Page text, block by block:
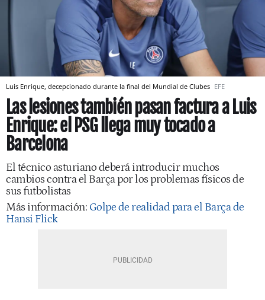
Luis Enrique, decepcionado durante la final del Mundial de Clubes EFE
Las lesiones también pasan factura a Luis
Enrique: el PSG llega muy tocado a
Barcelona
El técnico asturiano deberá introducir muchos
cambios contra el Barça por los problemas físicos de
sus futbolistas
Más información: Golpe de realidad para el Barça de
Hansi Flick